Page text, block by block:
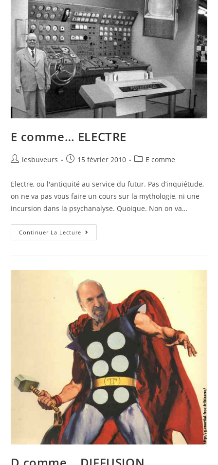
E comme… ELECTRE
lesbuveurs 15 février 2010 E comme
Electre, ou l'antiquité au service du futur. Pas d’inquiétude,
on ne va pas vous faire un cours sur la mythologie, ni une
incursion dans la psychanalyse. Quoique. Non on va…
Continuer La Lecture